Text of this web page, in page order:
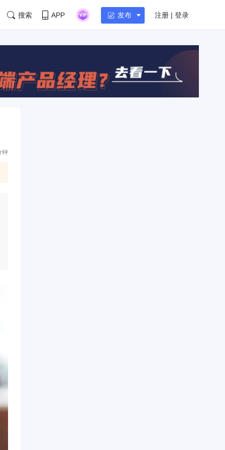
搜索 APP 发布 注册 | 登录
钟